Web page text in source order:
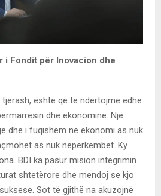
i Fondit për Inovacion dhe
është që të ndërtojmë edhe
dhe ekonominë. Një
dhe i fuqishëm në ekonomi as nuk
as nuk nëpërkëmbet. Ky
BDI ka pasur mision integrimin
shtetërore dhe mendoj se kjo
Sot të gjithë na akuzojnë